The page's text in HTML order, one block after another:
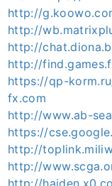
http://
http://
http://
http://
https://qp-
fx.com
http://www.ab-
https://
http://
http://